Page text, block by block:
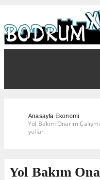
Anasayfa Ekonomi
Yol Bakım Onarım
yollar
Yol Bakım